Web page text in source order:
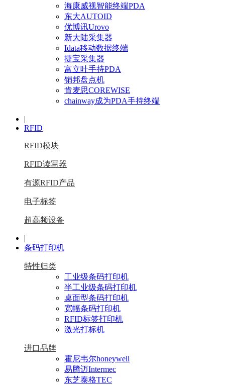
海康威视智能终端PDA
东大AUTOID
优博讯Urovo
新大陆采集器
Idata移动数据终端
捷宝采集器
富立叶手持PDA
销邦盘点机
肯麦思COREWISE
chainway成为PDA手持终端
|
RFID
RFID模块
RFID读写器
有源RFID产品
电子标签
超高频设备
|
条码打印机
特性归类
工业级条码打印机
半工业级条码打印机
桌面型条码打印机
宽幅条码打印机
RFID标签打印机
激光打标机
进口品牌
霍尼韦尔honeywell
易腾迈Intermec
东芝泰格TEC